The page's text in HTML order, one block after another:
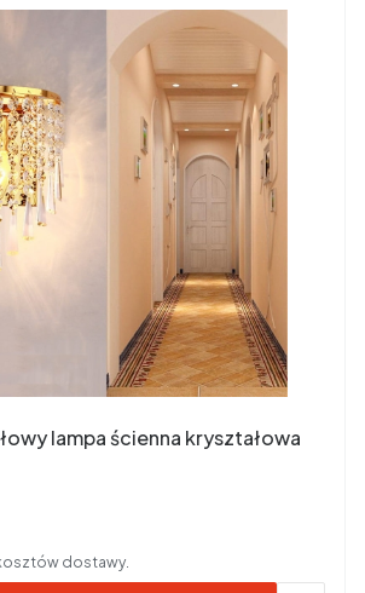
lampa ścienna kryształowa
dostawy.